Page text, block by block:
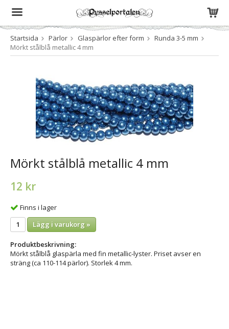
Produkten har blivit tillagd i varukorgen
Startsida Pärlor Glaspärlor efter form
Runda 3-5 mm
Mörkt stålblå metallic 4 mm
Mörkt stålblå metallic 4 mm
12 kr
Finns i lager
Lägg i varukorg »
Produktbeskrivning:
Mörkt stålblå glaspärla med fin metallic-lyster. Priset avser en
sträng (ca 110-114 pärlor). Storlek 4 mm.